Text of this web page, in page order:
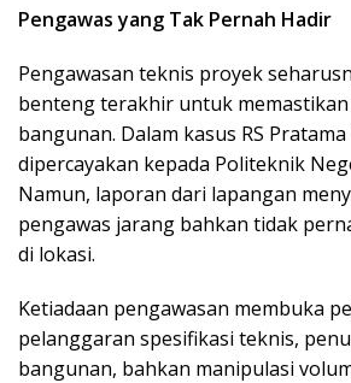
Pengawas yang Tak Pernah Hadir
Pengawasan teknis proyek
benteng terakhir untuk
bangunan. Dalam kasus RS
dipercayakan kepada Politeknik
Namun, laporan dari lapangan
pengawas jarang bahkan tidak
di lokasi.
Ketiadaan pengawasan membuka
pelanggaran spesifikasi teknis,
bangunan, bahkan manipulasi